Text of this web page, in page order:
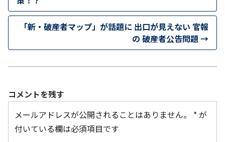
「新・破産者マップ」が話題に 出口が見えない 官報
の 破産者公告問題→
コメントを残す
メールアドレスが公開されることはありません。
*が
付いている欄は必須項目です